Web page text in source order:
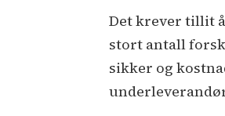
Det krever tillit
stort antall
sikker og